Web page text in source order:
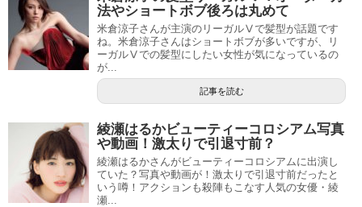
法やショートボブ後ろは丸めて
米倉涼子さんが主演のリーガルⅤで髪型が話題です
ね。米倉涼子さんはショートボブが多いですが、リ
ーガルⅤでの髪型にしたい女性が気になっているの
が...
記事を読む
綾瀬はるかビューティーコロシアム写真
や動画！激太りで引退寸前？
綾瀬はるかさんがビューティーコロシアムに出演し
ていた？写真や動画が！激太りで引退寸前だったと
いう噂！アクションも殺陣もこなす人気の女優・綾
瀬...